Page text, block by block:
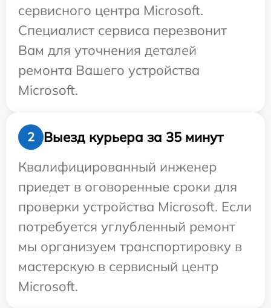
сервисного центра Microsoft.
Специалист сервиса перезвонит
Вам для уточнения деталей
ремонта Вашего устройства
Microsoft.
2
Выезд курьера за 35 минут
Квалифицированный инженер
приедет в оговоренные сроки для
проверки устройства Microsoft. Если
потребуется углубленный ремонт
мы организуем транспортировку в
мастерскую в сервисный центр
Microsoft.